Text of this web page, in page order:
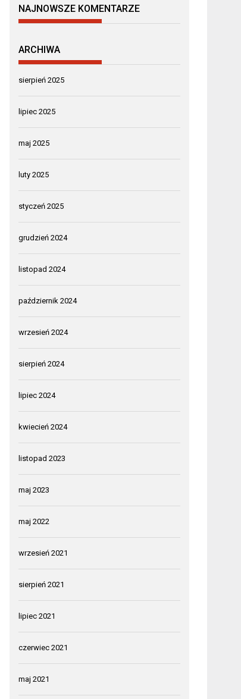
NAJNOWSZE KOMENTARZE
ARCHIWA
sierpień 2025
lipiec 2025
maj 2025
luty 2025
styczeń 2025
grudzień 2024
listopad 2024
październik 2024
wrzesień 2024
sierpień 2024
lipiec 2024
kwiecień 2024
listopad 2023
maj 2023
maj 2022
wrzesień 2021
sierpień 2021
lipiec 2021
czerwiec 2021
maj 2021